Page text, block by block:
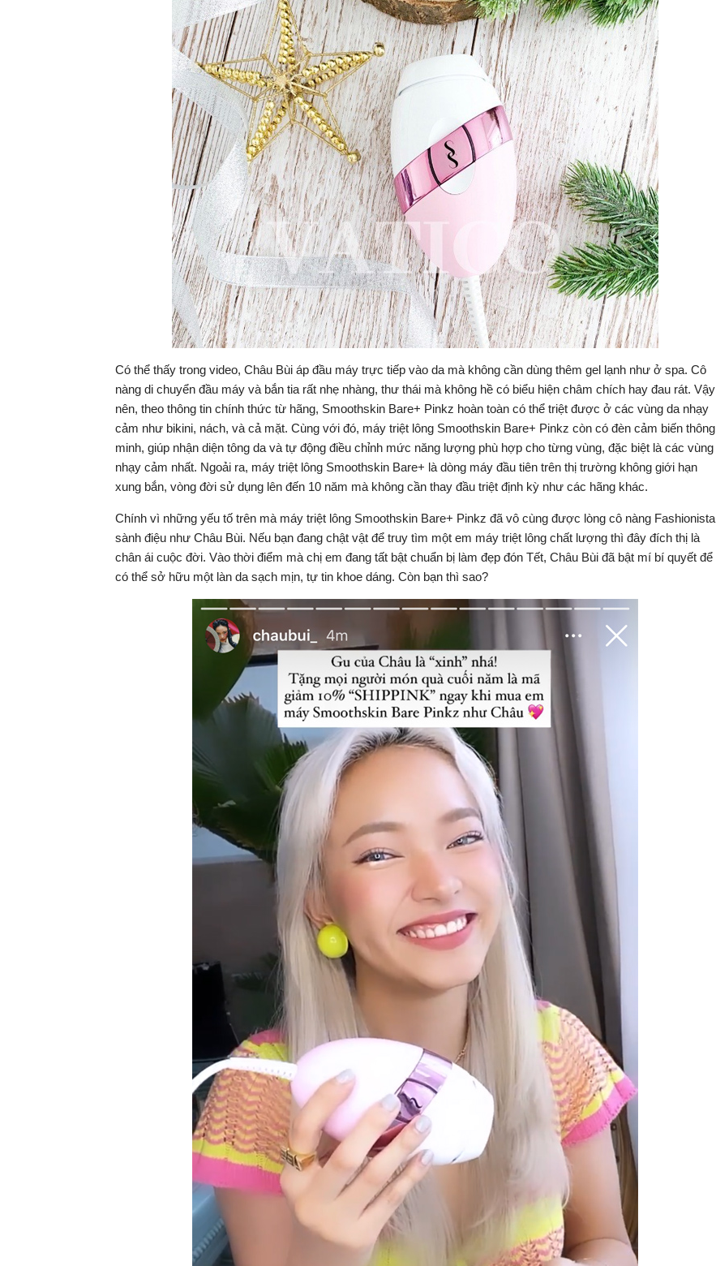
Có thể thấy trong video, Châu Bùi áp đầu máy trực tiếp vào da mà không cần dùng thêm gel lạnh như ở spa. Cô
nàng di chuyển đầu máy và bắn tia rất nhẹ nhàng, thư thái mà không hề có biểu hiện châm chích hay đau rát. Vậy
nên, theo thông tin chính thức từ hãng, Smoothskin Bare+ Pinkz hoàn toàn có thể triệt được ở các vùng da nhạy
cảm như bikini, nách, và cả mặt. Cùng với đó, máy triệt lông Smoothskin Bare+ Pinkz còn có đèn cảm biến thông
minh, giúp nhận diện tông da và tự động điều chỉnh mức năng lượng phù hợp cho từng vùng, đặc biệt là các vùng
nhạy cảm nhất. Ngoải ra, máy triệt lông Smoothskin Bare+ là dòng máy đầu tiên trên thị trường không giới hạn
xung bắn, vòng đời sử dụng lên đến 10 năm mà không cần thay đầu triệt định kỳ như các hãng khác.
Chính vì những yếu tố trên mà máy triệt lông Smoothskin Bare+ Pinkz đã vô cùng được lòng cô nàng Fashionista
sành điệu như Châu Bùi. Nếu bạn đang chật vật để truy tìm một em máy triệt lông chất lượng thì đây đích thị là
chân ái cuộc đời. Vào thời điểm mà chị em đang tất bật chuẩn bị làm đẹp đón Tết, Châu Bùi đã bật mí bí quyết để
có thể sở hữu một làn da sạch mịn, tự tin khoe dáng. Còn bạn thì sao?